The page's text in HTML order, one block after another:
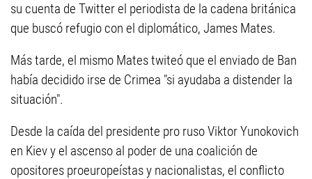
su cuenta de Twitter el periodista de la cadena británica
que buscó refugio con el diplomático, James Mates.
Más tarde, el mismo Mates twiteó que el enviado de Ban
había decidido irse de Crimea "si ayudaba a distender la
situación".
Desde la caída del presidente pro ruso Viktor Yunokovich
en Kiev y el ascenso al poder de una coalición de
opositores proeuropeístas y nacionalistas, el conflicto